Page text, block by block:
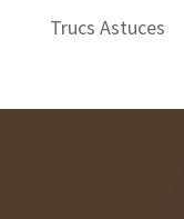
Trucs Astuces